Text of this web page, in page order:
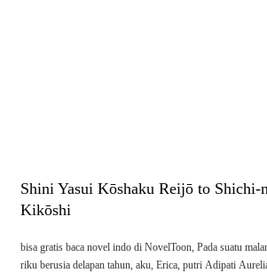
Shini Yasui Kōshaku Reijō to Shichi-
Kikōshi
bisa gratis baca novel indo di NovelToon, Pada suatu
riku berusia delapan tahun, aku, Erica, putri Adipati